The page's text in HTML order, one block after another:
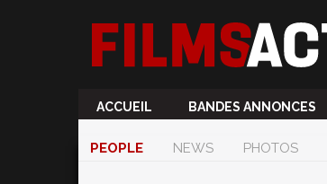
ACCUEIL BANDES ANNONCES
PEOPLE NEWS PHOTOS